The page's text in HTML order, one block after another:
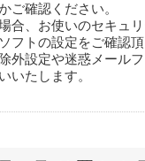
ご確認ください。
合、お使いのセキュ
フトの設定をご確認頂
外設定や迷惑メール
いたします。